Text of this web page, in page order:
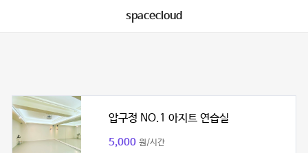
spacecloud
압구정 NO.1 아지트 연습실
5,000 원/시간